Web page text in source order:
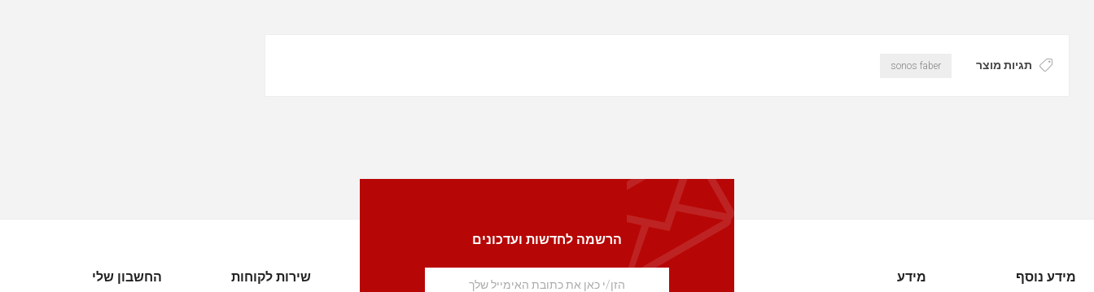
תגיות מוצר sonos faber
הרשמה לחדשות ועדכונים
מידע נוסף מידע שירות לקוחות החשבון שלי